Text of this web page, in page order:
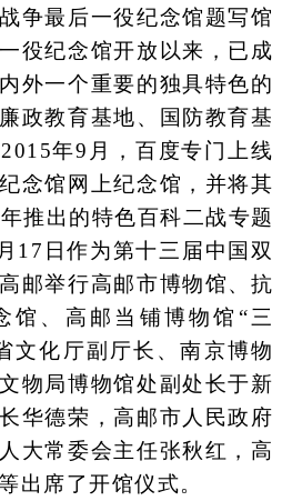
争最后一役纪念馆题写馆
役纪念馆开放以来，已成
外一个重要的独具特色的
政教育基地、国防教育基
年9月，百度专门上线
念馆网上纪念馆，并将其
推出的特色百科二战专题
17日作为第十三届中国双
邮举行高邮市博物馆、抗
馆、高邮当铺博物馆“三
文化厅副厅长、南京博物
物局博物馆处副处长于新
华德荣，高邮市人民政府
大常委会主任张秋红，高
出席了开馆仪式。